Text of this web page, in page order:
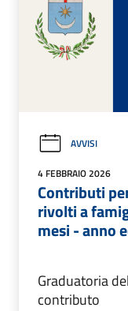
AVVISI
4 FEBBRAIO 2026
Contributi
rivolti a
mesi - anno
Graduatoria
contributo